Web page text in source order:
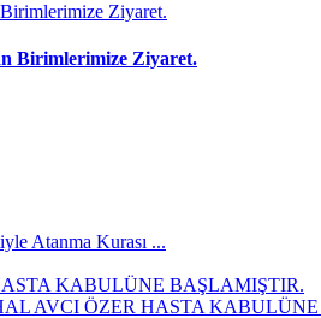
Birimlerimize Ziyaret.
Atanma Kurası ...
KABULÜNE BAŞLAMIŞTIR.
AVCI ÖZER HASTA